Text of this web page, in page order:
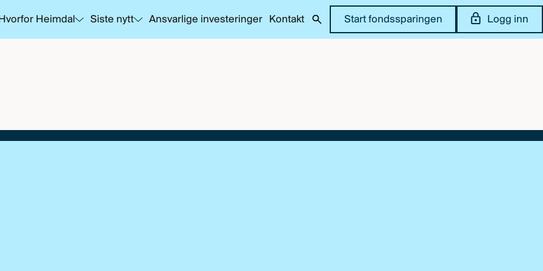
Hvorfor Heimdal Siste nytt Ansvarlige investeringer Kontakt Start fondssparingen Logg inn